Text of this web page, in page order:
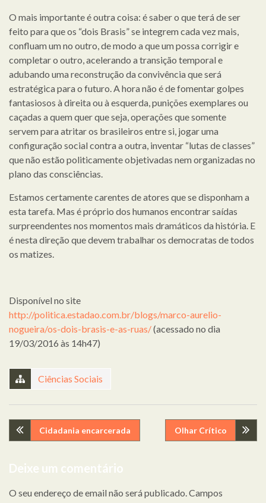
O mais importante é outra coisa: é saber o que terá de ser
feito para que os “dois Brasis” se integrem cada vez mais,
confluam um no outro, de modo a que um possa corrigir e
completar o outro, acelerando a transição temporal e
adubando uma reconstrução da convivência que será
estratégica para o futuro. A hora não é de fomentar golpes
fantasiosos à direita ou à esquerda, punições exemplares ou
caçadas a quem quer que seja, operações que somente
servem para atritar os brasileiros entre si, jogar uma
configuração social contra a outra, inventar “lutas de classes”
que não estão politicamente objetivadas nem organizadas no
plano das consciências.
Estamos certamente carentes de atores que se disponham a
esta tarefa. Mas é próprio dos humanos encontrar saídas
surpreendentes nos momentos mais dramáticos da história. E
é nesta direção que devem trabalhar os democratas de todos
os matizes.
Disponível no site
http://politica.estadao.com.br/blogs/marco-aurelio-
nogueira/os-dois-brasis-e-as-ruas/(acessado no dia
19/03/2016 às 14h47)
Ciências Sociais
Navegação
de
artigos
Cidadania encarcerada Olhar Crítico
Deixe um comentário
O seu endereço de email não será publicado. Campos